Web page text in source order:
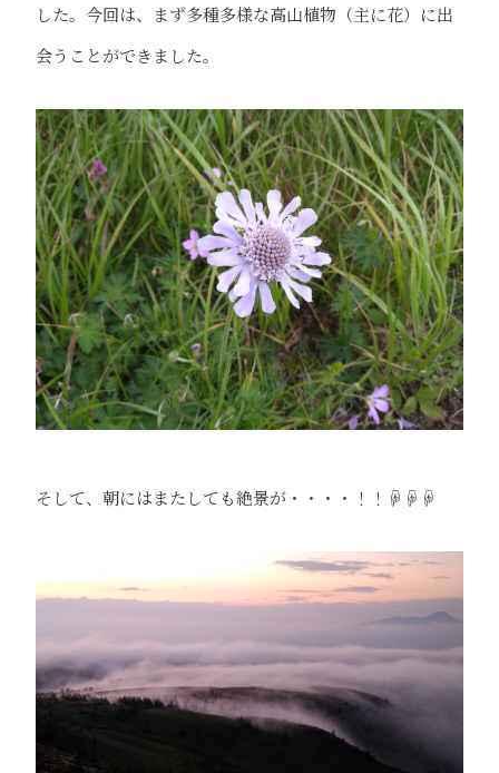
した。今回は、まず多種多様な高山植物（主に花）に出
会うことができました。
そして、朝にはまたしても絶景が・・・・！！☟☟☟